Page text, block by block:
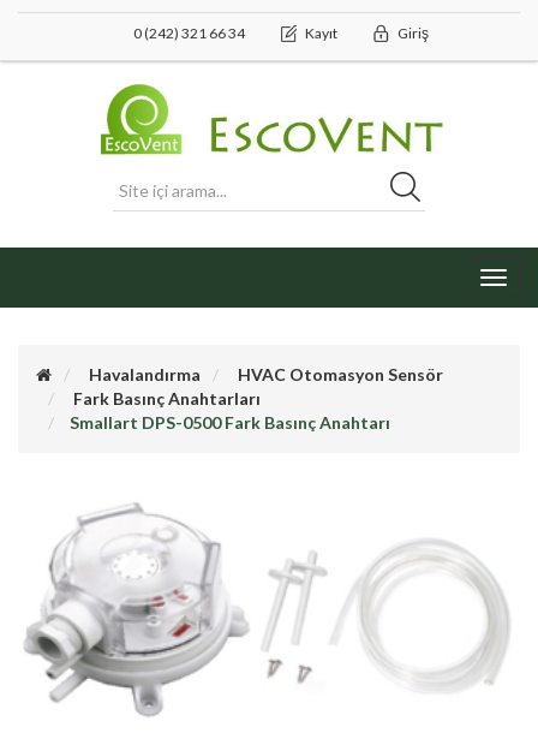
0 (242) 321 66 34 Kayıt Giriş
Havalandırma
HVAC Otomasyon Sensör
Fark Basınç Anahtarları
Smallart DPS-0500 Fark Basınç Anahtarı